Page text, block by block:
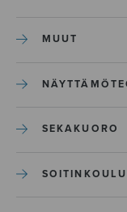
MUUT
SEKAKUORO